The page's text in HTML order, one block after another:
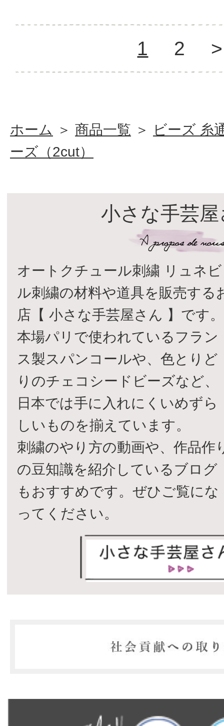
1 2 >
ホーム ＞ 商品一覧 ＞
ビーズ 糸
ーズ（2cut）
小さな手芸
オートクチュール刺繍 リュネビ
ル刺繍の材料や道具を販売する
店【 小さな手芸屋さん 】です。
本場パリで使われているフラン
ス製スパンコールや、色とりど
りのチェコシードビーズなど、
日本では手に入れにくいめずら
しいものを揃えています。
刺繍のやり方の動画や、作品作
の豆知識を紹介しているブログ
もおすすめです。ぜひご覧にな
ってください。